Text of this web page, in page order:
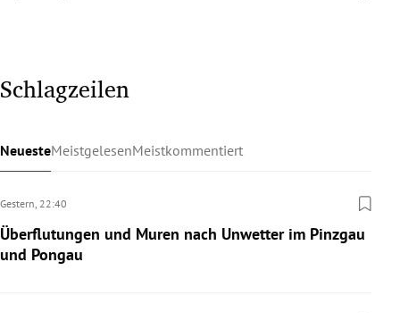
Schlagzeilen
NeuesteMeistgelesenMeistkommentiert
Gestern, 22:40
Überflutungen und Muren nach Unwetter im Pinzgau
und Pongau